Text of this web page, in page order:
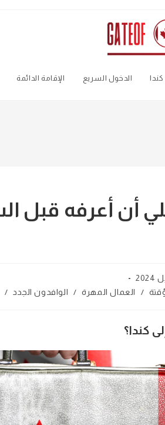
الدخول السريع الإقامة الدائمة
أن أعرفه قبل
/ العمال المهرة / الوافدون الجدد /
كندا؟